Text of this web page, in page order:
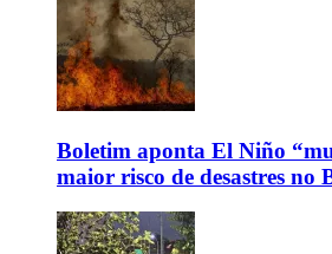
Boletim aponta El Niño
maior risco de desastres no